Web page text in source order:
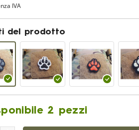
IVA
del prodotto
2 pezzi